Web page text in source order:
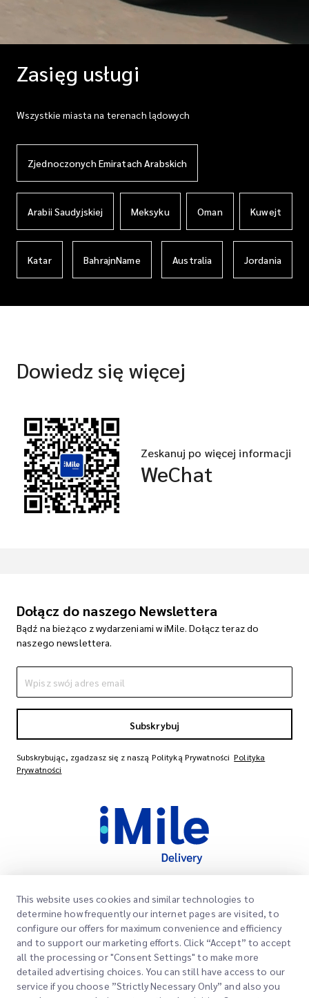
Zasięg usługi
Wszystkie miasta na terenach lądowych
Zjednoczonych Emiratach Arabskich
Arabii Saudyjskiej Meksyku Oman Kuwejt
Katar BahrajnName Australia Jordania
Dowiedz się więcej
Zeskanuj po więcej informacji
WeChat
Dołącz do naszego Newslettera
Bądź na bieżąco z wydarzeniami w iMile. Dołącz teraz do
naszego newslettera.
Subskrybuj
Subskrybując, zgadzasz się z naszą Polityką Prywatności Polityka
Prywatności
Szybkie Linki
Lokalizacje Biur
Poproś o Wycenę
Logowanie Klienta
Firma
O Nas
Kariera
Nasze Usługi
Express customs clearance
This website uses cookies and similar technologies to
determine how frequently our internet pages are visited, to
configure our offers for maximum convenience and efficiency
and to support our marketing efforts. Click “Accept” to accept
all the processing or "Consent Settings" to make more
detailed advertising choices. You can still have access to our
service if you choose ”Strictly Necessary Only” and also you